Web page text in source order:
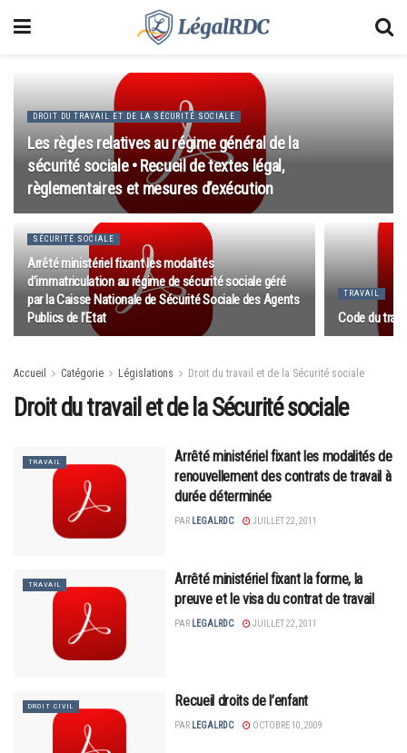
DROIT DU TRAVAIL ET DE LA SÉCURITÉ SOCIALE
Les règles relatives au régime général de la
sécurité sociale • Recueil de textes légal,
règlementaires et mesures d’exécution
SÉCURITÉ SOCIALE
Arrêté ministériel fixant les modalités
d’immatriculation au régime de sécurité sociale géré
par la Caisse Nationale de Sécurité Sociale des Agents
Publics de l’Etat
TRAVAIL
Code du
Accueil Catégorie Législations Droit du travail et de la Sécurité sociale
Droit du travail et de la Sécurité sociale
TRAVAIL
Arrêté ministériel fixant les modalités de
renouvellement des contrats de travail à
durée déterminée
PAR LEGALRDC JUILLET 22, 2011
TRAVAIL
Arrêté ministériel fixant la forme, la
preuve et le visa du contrat de travail
PAR LEGALRDC JUILLET 22, 2011
DROIT CIVIL Recueil droits de l’enfant
PAR LEGALRDC OCTOBRE 10, 2009